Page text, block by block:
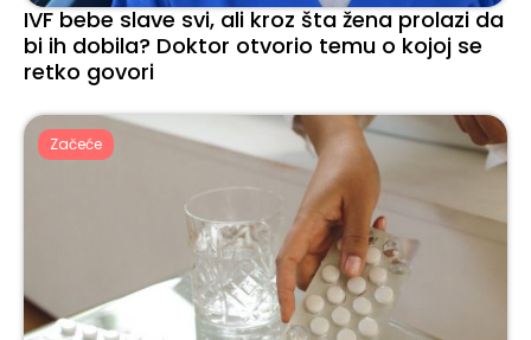
IVF bebe slave svi, ali kroz šta žena prolazi da
bi ih dobila? Doktor otvorio temu o kojoj se
retko govori
Začeće